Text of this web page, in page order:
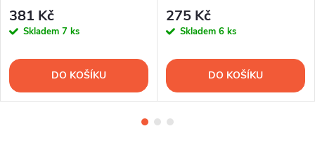
381 Kč
Skladem 7 ks
DO KOŠÍKU
275 Kč
Skladem 6 ks
DO KOŠÍKU